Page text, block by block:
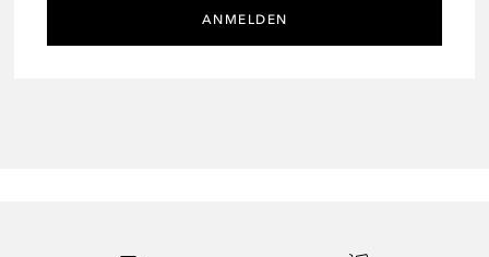
ANMELDEN